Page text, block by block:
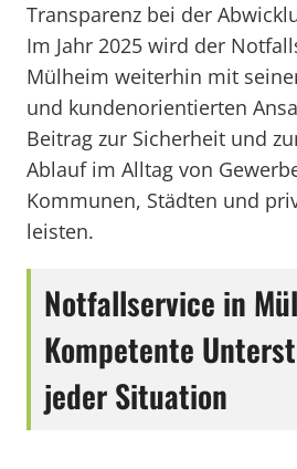
Transparenz bei der
Im Jahr 2025 wird der
Mülheim weiterhin mit
und kundenorientierten
Beitrag zur Sicherheit und
Ablauf im Alltag von
Kommunen, Städten und
leisten.
Notfallservice in
Kompetente
jeder Situation